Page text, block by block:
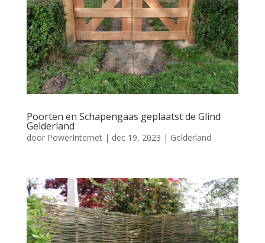
Poorten en Schapengaas geplaatst de Glind
Gelderland
door PowerInternet| dec 19, 2023 | Gelderland